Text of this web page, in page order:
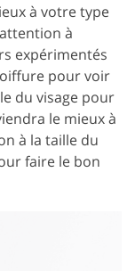
à votre type
à
expérimentés
pour voir
du visage pour
le mieux à
à la taille du
faire le bon